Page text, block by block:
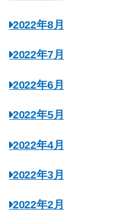
2022年8月
2022年7月
2022年6月
2022年5月
2022年4月
2022年3月
2022年2月